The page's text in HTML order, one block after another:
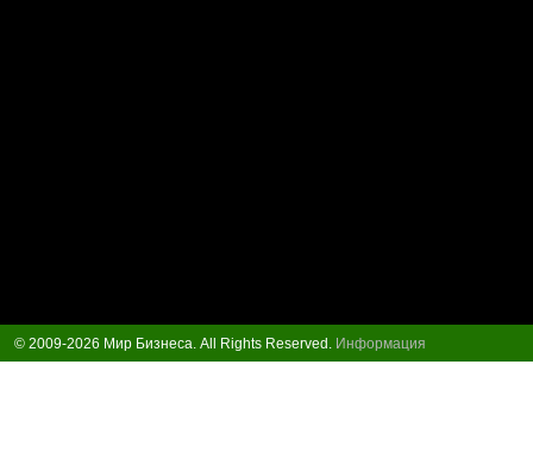
© 2009-2026 Мир Бизнеса. All Rights Reserved. Информация